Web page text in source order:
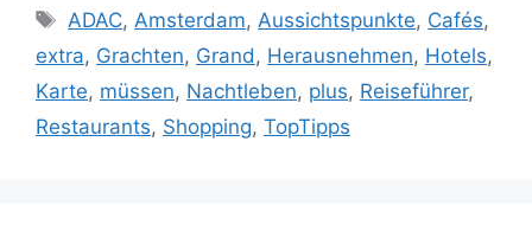
Schlagwörter
ADAC,Amsterdam,Aussichtspunkte, Cafés,
extra, Grachten, Grand, Herausnehmen, Hotels,
Karte, müssen, Nachtleben, plus, Reiseführer,
Restaurants, Shopping, TopTipps